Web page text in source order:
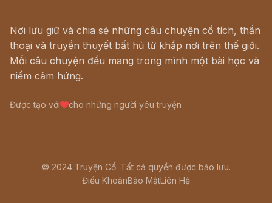
Nơi lưu giữ và chia sẻ những câu chuyện cổ tích, thần
thoại và truyền thuyết bất hủ từ khắp nơi trên thế giới.
Mỗi câu chuyện đều mang trong mình một bài học và
niềm cảm hứng.
Được tạo với cho những người yêu truyện
© 2024 Truyện Cổ. Tất cả quyền được bảo lưu.
Điều KhoảnBảo MậtLiên Hệ